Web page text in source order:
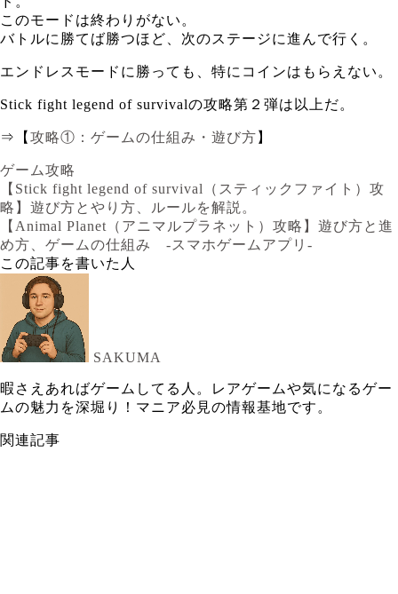
このモードは終わりがない。
バトルに勝てば勝つほど、次のステージに進んで行く。
エンドレスモードに勝っても、特にコインはもらえない。
Stick fight legend of survivalの攻略第２弾は以上だ。
⇒【 攻略①：ゲームの仕組み・遊び方 】
ゲーム攻略
【Stick fight legend of survival（スティックファイト）攻
略】遊び方とやり方、ルールを解説。
【Animal Planet（アニマルプラネット）攻略】遊び方と進
め方、ゲームの仕組み -スマホゲームアプリ-
この記事を書いた人
SAKUMA
暇さえあればゲームしてる人。レアゲームや気になるゲー
ムの魅力を深堀り！マニア必見の情報基地です。
関連記事